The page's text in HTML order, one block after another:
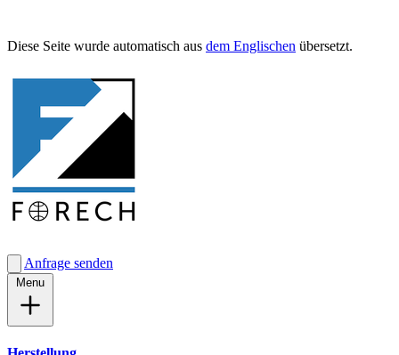
Diese Seite wurde automa­tisch aus dem Englis­chen übersetzt.
Anfrage senden